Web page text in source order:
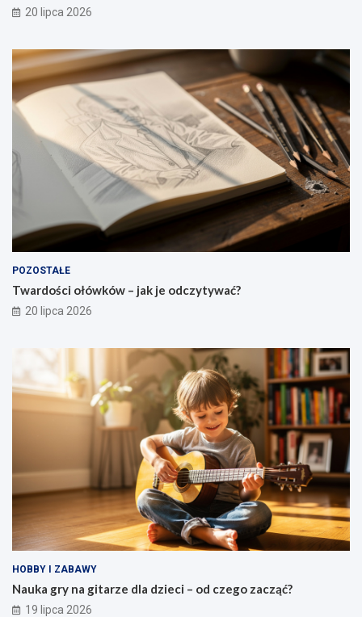
20 lipca 2026
POZOSTAŁE
Twardości ołówków – jak je odczytywać?
20 lipca 2026
HOBBY I ZABAWY
Nauka gry na gitarze dla dzieci – od czego zacząć?
19 lipca 2026